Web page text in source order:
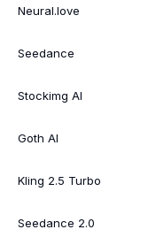
Neural.love
Seedance
Stockimg AI
Goth AI
Kling 2.5 Turbo
Seedance 2.0